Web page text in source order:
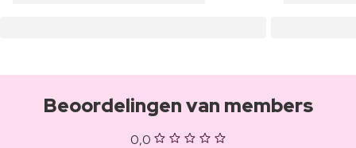
Beoordelingen van members
0,0